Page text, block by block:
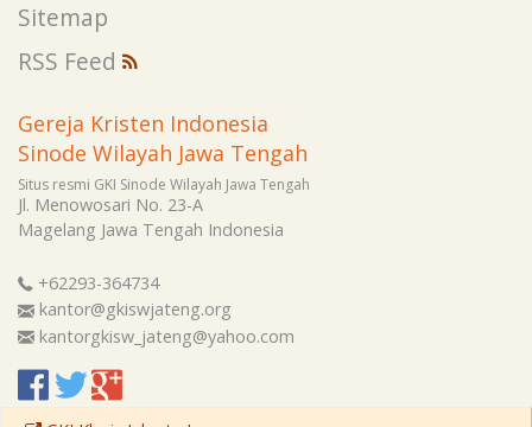
Sitemap
RSS Feed
Gereja Kristen Indonesia
Sinode Wilayah Jawa Tengah
Situs resmi GKI Sinode Wilayah Jawa Tengah
Jl. Menowosari No. 23-A
Magelang Jawa Tengah Indonesia
+62293-364734
kantor@gkiswjateng.org
kantorgkisw_jateng@yahoo.com